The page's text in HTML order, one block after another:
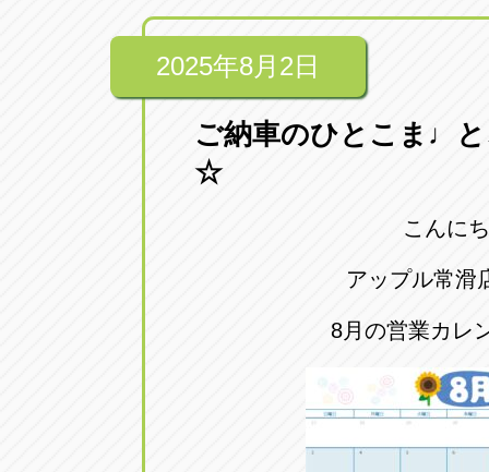
0561-84-
アップル
0586-28-
0568-85-
0568-25-
アップル
0566-43-
愛知県瀬戸市美濃池町29-1
アップル一宮22号店
愛知県一宮市朝日3-4-12
愛知県春日井市八田町2-1-16
愛知県北名古屋市中之郷八反
愛知県碧南市立山町4-32-1
2025年8月2日
ご納車のひとこま♩
☆
こんに
アップル常滑
8月の営業カレ